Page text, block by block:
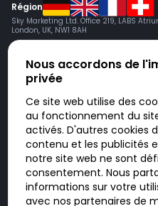
Région
Sky Marketing Ltd. Office 219, LABS
London, UK, NW1 8AH
Doktorabc.com est une plateforme
pharmacie en ligne. Nous ne
autres produits. Les informations
n’ont pas valeur d’offre. Vous
vigueur dans votre pays.
votre responsabilité. Vous
Nous accordons de
privée
Ce site web utilise des
au fonctionnement du
activés. D'autres cookies
contenu et les publicités
notre site web ne sont
consentement. Nous
informations sur votre
avec nos partenaires de